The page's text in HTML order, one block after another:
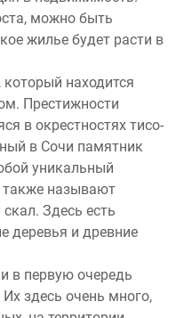
можно быть
жилье будет расти в
находится
Престижности
в окрестностях тисо-
в Сочи памятник
уникальный
также называют
Здесь есть
деревья и древние
в первую очередь
здесь очень много,